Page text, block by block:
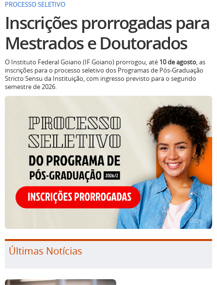
PROCESSO SELETIVO
Inscrições prorrogadas para
Mestrados e Doutorados
O Instituto Federal Goiano (IF Goiano) prorrogou, até 10 de agosto, as
inscrições para o processo seletivo dos Programas de Pós-Graduação
Stricto Sensu da Instituição, com ingresso previsto para o segundo
semestre de 2026.
Últimas Notícias